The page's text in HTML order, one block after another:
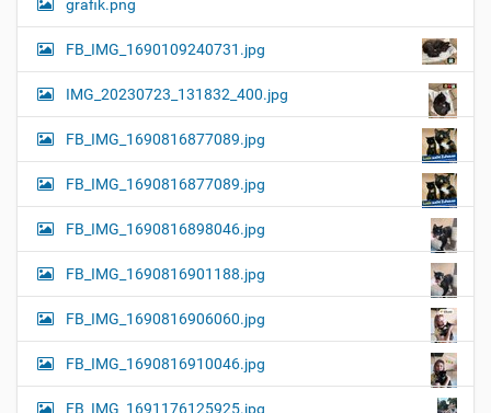
grafik.png
FB_IMG_1690109240731.jpg
IMG_20230723_131832_400.jpg
FB_IMG_1690816877089.jpg
FB_IMG_1690816877089.jpg
FB_IMG_1690816898046.jpg
FB_IMG_1690816901188.jpg
FB_IMG_1690816906060.jpg
FB_IMG_1690816910046.jpg
FB_IMG_1691176125925.jpg